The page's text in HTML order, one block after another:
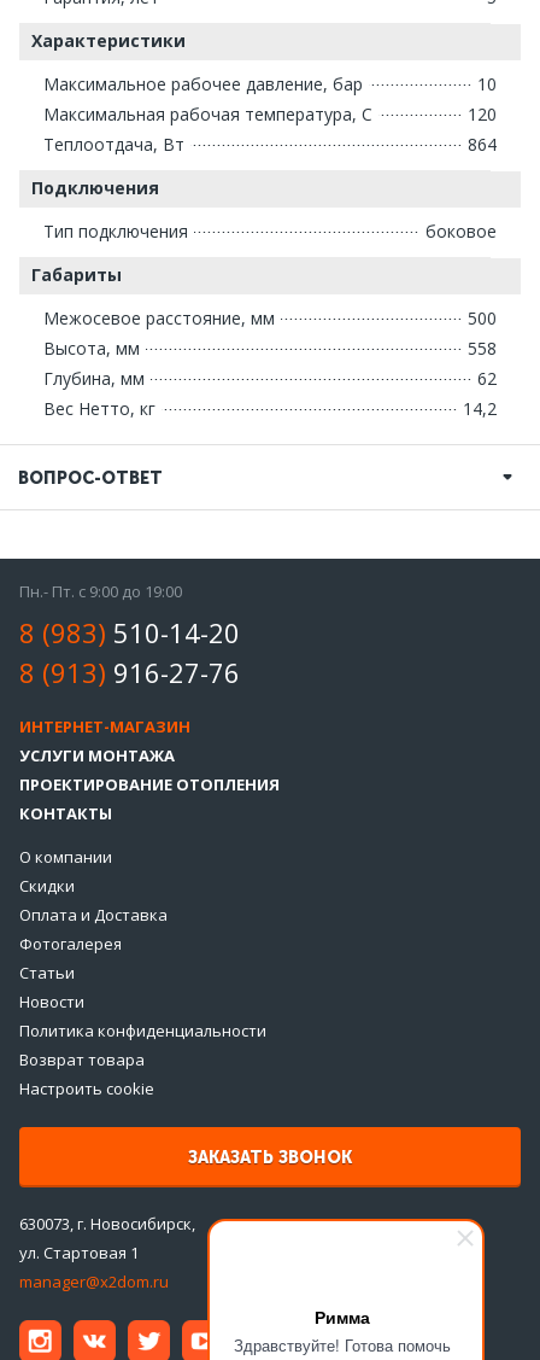
Римма
Здравствуйте! Готова помочь
Характеристики
Максимальное рабочее давление, бар
10
Максимальная рабочая температура, С
120
Теплоотдача, Вт
864
Подключения
Тип подключения
боковое
Габариты
Межосевое расстояние, мм
500
Высота, мм
558
Глубина, мм
62
Вес Нетто, кг
14,2
ВОПРОС-ОТВЕТ
Пн.- Пт. с 9:00 до 19:00
8 (983) 510-14-20
8 (913) 916-27-76
ИНТЕРНЕТ-МАГАЗИН
УСЛУГИ МОНТАЖА
ПРОЕКТИРОВАНИЕ ОТОПЛЕНИЯ
КОНТАКТЫ
О компании
Скидки
Оплата и Доставка
Фотогалерея
Статьи
Новости
Политика конфиденциальности
Возврат товара
Настроить cookie
ЗАКАЗАТЬ ЗВОНОК
630073, г. Новосибирск,
ул. Стартовая 1
manager@x2dom.ru